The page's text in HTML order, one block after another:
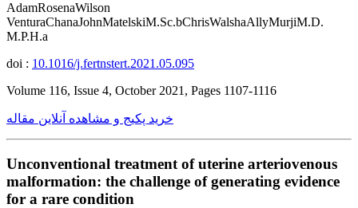
AdamRosenaWilson
VenturaChanaJohnMatelskiM.Sc.bChrisWalshaAllyMurjiM.D.
M.P.H.a
doi : 10.1016/j.fertnstert.2021.05.095
Volume 116, Issue 4, October 2021, Pages 1107-1116
خرید پکیج و مشاهده آنلاین مقاله
Unconventional treatment of uterine arteriovenous
malformation: the challenge of generating evidence
for a rare condition